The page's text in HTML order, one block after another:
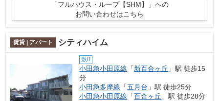
「フルハウス・ループ【SHM】」への
お問い合わせはこちら
賃貸 | アパート シティハイム
敷0
小田急小田原線 「新百合ヶ丘 」駅 徒歩15
分
小田急多摩線 「五月台 」駅 徒歩25分
小田急小田原線 「百合ヶ丘 」駅 徒歩28分